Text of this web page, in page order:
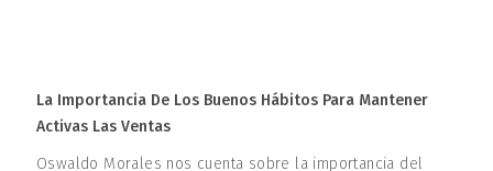
La Importancia De Los Buenos Hábitos Para Mantener
Activas Las Ventas
Oswaldo Morales nos cuenta sobre la importancia del